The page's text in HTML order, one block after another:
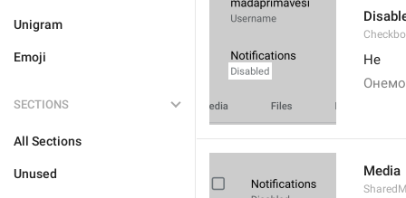
Unigram
Emoji
SECTIONS
All Sections
Unused
Не
Media